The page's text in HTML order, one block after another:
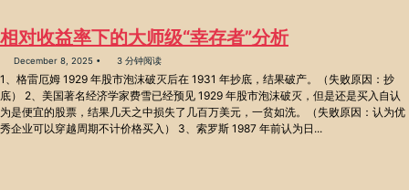
相对收益率下的大师级“幸存者”分析
December 8, 2025 3 分钟阅读
1、格雷厄姆 1929 年股市泡沫破灭后在 1931 年抄底，结果破产。（失败原因：抄
底） 2、美国著名经济学家费雪已经预见 1929 年股市泡沫破灭，但是还是买入自认
为是便宜的股票，结果几天之中损失了几百万美元，一贫如洗。（失败原因：认为优
秀企业可以穿越周期不计价格买入） 3、索罗斯 1987 年前认为日...